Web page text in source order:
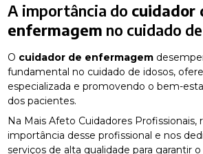
A importância do cuidador
enfermagem no cuidado
O cuidador de enfermagem
fundamental no cuidado de idosos,
especializada e promovendo o bem-
dos pacientes.
Na Mais Afeto Cuidadores Profissionais,
importância desse profissional e nos
serviços de alta qualidade para garantir